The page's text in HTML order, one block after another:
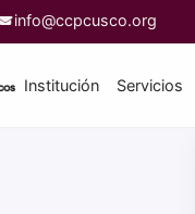
info@ccpcusco.org
Institución Servicios